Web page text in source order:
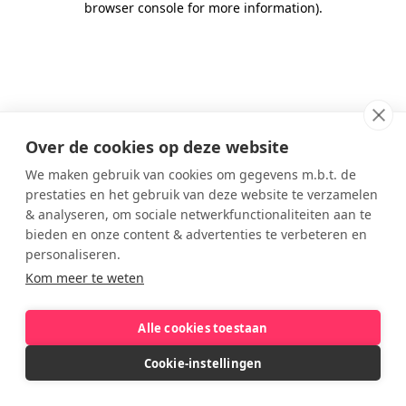
Over de cookies op deze website
We maken gebruik van cookies om gegevens m.b.t. de
prestaties en het gebruik van deze website te verzamelen
& analyseren, om sociale netwerkfunctionaliteiten aan te
bieden en onze content & advertenties te verbeteren en
personaliseren.
Kom meer te weten
Alle cookies toestaan
Cookie-instellingen
browser console for more information).